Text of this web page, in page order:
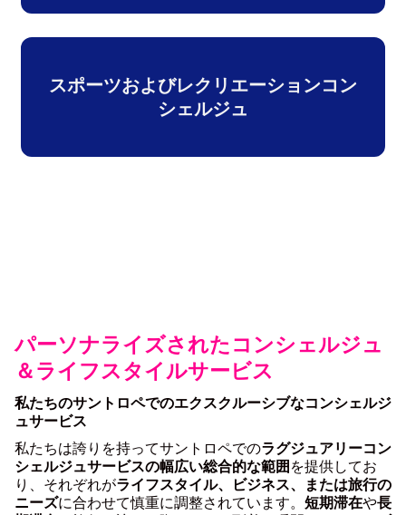
スポーツおよびレクリエーションコン
シェルジュ
パーソナライズされたコンシェルジュ
＆ライフスタイルサービス
私たちのサントロペでのエクスクルーシブなコンシェルジ
ュサービス
私たちは誇りを持ってサントロペでのラグジュアリーコン
シェルジュサービスの幅広い総合的な範囲 を提供してお
り、それぞれがライフスタイル、ビジネス、または旅行の
ニーズに合わせて慎重に調整されています。 短期滞在や長